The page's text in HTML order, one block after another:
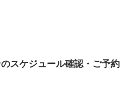
スケジュール確認・ご予約